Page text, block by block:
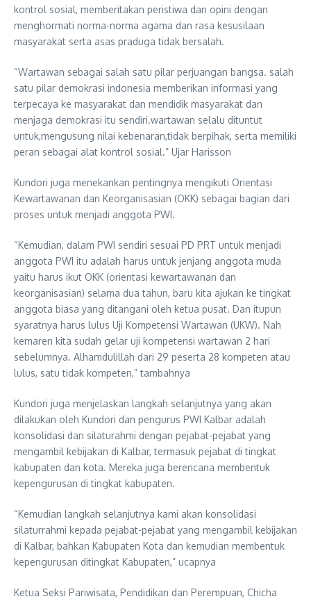
kontrol sosial, memberitakan peristiwa dan opini dengan
menghormati norma-norma agama dan rasa kesusilaan
masyarakat serta asas praduga tidak bersalah.
“Wartawan sebagai salah satu pilar perjuangan bangsa. salah
satu pilar demokrasi indonesia memberikan informasi yang
terpecaya ke masyarakat dan mendidik masyarakat dan
menjaga demokrasi itu sendiri.wartawan selalu dituntut
untuk,mengusung nilai kebenaran,tidak berpihak, serta memiliki
peran sebagai alat kontrol sosial.” Ujar Harisson
Kundori juga menekankan pentingnya mengikuti Orientasi
Kewartawanan dan Keorganisasian (OKK) sebagai bagian dari
proses untuk menjadi anggota PWI.
“Kemudian, dalam PWI sendiri sesuai PD PRT untuk menjadi
anggota PWI itu adalah harus untuk jenjang anggota muda
yaitu harus ikut OKK (orientasi kewartawanan dan
keorganisasian) selama dua tahun, baru kita ajukan ke tingkat
anggota biasa yang ditangani oleh ketua pusat. Dan itupun
syaratnya harus lulus Uji Kompetensi Wartawan (UKW). Nah
kemaren kita sudah gelar uji kompetensi wartawan 2 hari
sebelumnya. Alhamdulillah dari 29 peserta 28 kompeten atau
lulus, satu tidak kompeten,” tambahnya
Kundori juga menjelaskan langkah selanjutnya yang akan
dilakukan oleh Kundori dan pengurus PWI Kalbar adalah
konsolidasi dan silaturahmi dengan pejabat-pejabat yang
mengambil kebijakan di Kalbar, termasuk pejabat di tingkat
kabupaten dan kota. Mereka juga berencana membentuk
kepengurusan di tingkat kabupaten.
“Kemudian langkah selanjutnya kami akan konsolidasi
silaturrahmi kepada pejabat-pejabat yang mengambil kebijakan
di Kalbar, bahkan Kabupaten Kota dan kemudian membentuk
kepengurusan ditingkat Kabupaten,” ucapnya
Ketua Seksi Pariwisata, Pendidikan dan Perempuan, Chicha